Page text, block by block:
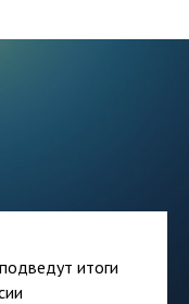
итоги